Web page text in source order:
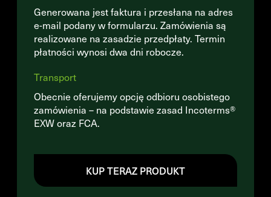
Generowana jest faktura i przesłana na adres
e-mail podany w formularzu. Zamówienia są
realizowane na zasadzie przedpłaty. Termin
płatności wynosi dwa dni robocze.
Transport
Obecnie oferujemy opcję odbioru osobistego
zamówienia – na podstawie zasad Incoterms®
EXW oraz FCA.
KUP TERAZ PRODUKT